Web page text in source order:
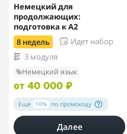
Немецкий для
продолжающих:
подготовка к A2
8 недель
Идет набор
3 модуля
Немецкий язык
от 40 000 ₽
Еще 10% по промокоду
Далее